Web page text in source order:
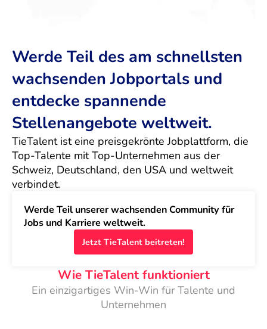
Werde Teil des am schnellsten
wachsenden Jobportals und
entdecke spannende
Stellenangebote weltweit.
TieTalent ist eine preisgekrönte Jobplattform, die
Top-Talente mit Top-Unternehmen aus der
Schweiz, Deutschland, den USA und weltweit
verbindet.
Werde Teil unserer wachsenden Community für
Jobs und Karriere weltweit.
Jetzt TieTalent beitreten!
Wie TieTalent funktioniert
Ein einzigartiges Win-Win für Talente und
Unternehmen